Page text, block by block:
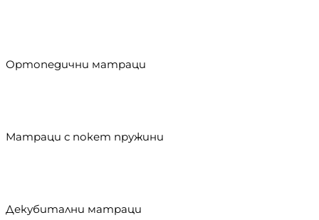
Ортопедични матраци
Матраци с покет пружини
Декубитални матраци